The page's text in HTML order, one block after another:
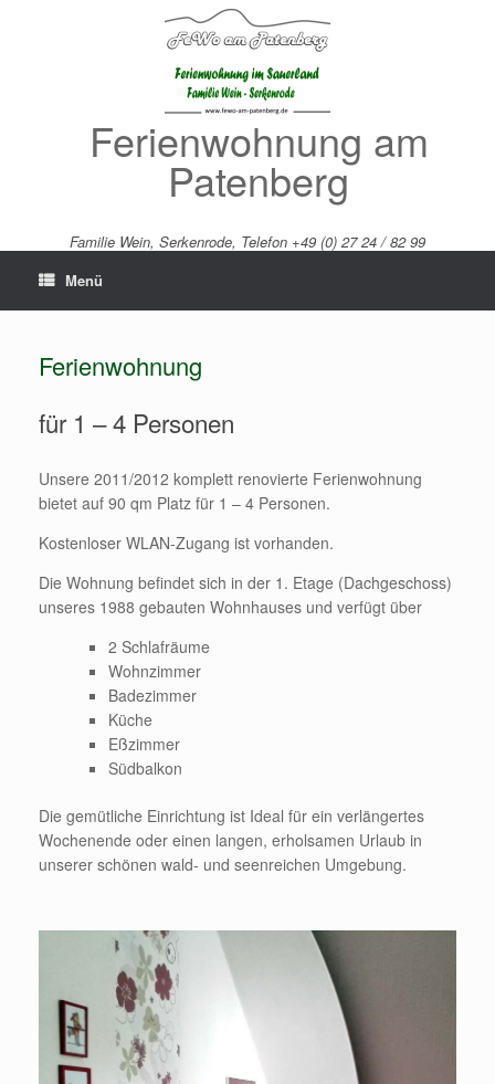
Ferienwohnung am
Patenberg
Familie Wein, Serkenrode, Telefon +49 (0) 27 24 / 82 99
Menü
Ferienwohnung
für 1 – 4 Personen
Unsere 2011/2012 komplett renovierte Ferienwohnung
bietet auf 90 qm Platz für 1 – 4 Personen.
Kostenloser WLAN-Zugang ist vorhanden.
Die Wohnung befindet sich in der 1. Etage (Dachgeschoss)
unseres 1988 gebauten Wohnhauses und verfügt über
2 Schlafräume
Wohnzimmer
Badezimmer
Küche
Eßzimmer
Südbalkon
Die gemütliche Einrichtung ist Ideal für ein verlängertes
Wochenende oder einen langen, erholsamen Urlaub in
unserer schönen wald- und seenreichen Umgebung.